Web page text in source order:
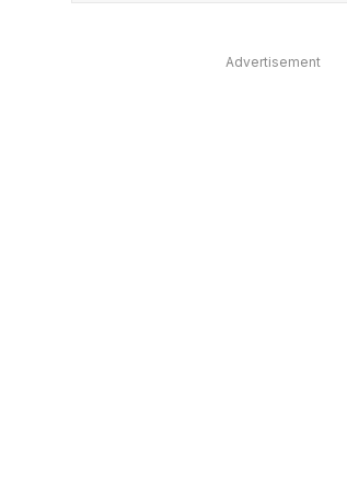
Advertisement